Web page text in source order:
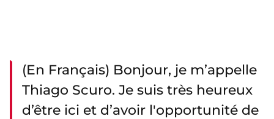
(En Français) Bonjour, je m’appelle
Thiago Scuro. Je suis très heureux
d’être ici et d’avoir l'opportunité de